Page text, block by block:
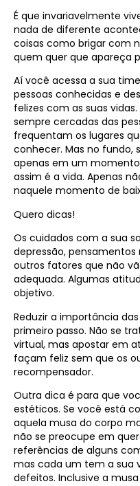
É que invariavelmente
nada de diferente
coisas como brigar com
quem quer que apareça
Aí você acessa a sua
pessoas conhecidas e
felizes com as suas
sempre cercadas das
frequentam os lugares
conhecer. Mas no fundo,
apenas em um
assim é a vida. Apenas
naquele momento de
Quero dicas!
Os cuidados com a sua
depressão,
outros fatores que não
adequada. Algumas
objetivo.
Reduzir a importância
primeiro passo. Não se
virtual, mas apostar em
façam feliz sem que os
recompensador.
Outra dica é para que
estéticos. Se você está
aquela musa do corpo
não se preocupe em
referências de alguns
mas cada um tem a sua
defeitos. Inclusive a